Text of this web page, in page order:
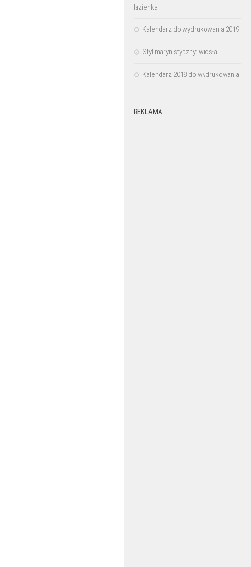
łazienka
Kalendarz do wydrukowania 2019
Styl marynistyczny: wiosła
Kalendarz 2018 do wydrukowania
REKLAMA